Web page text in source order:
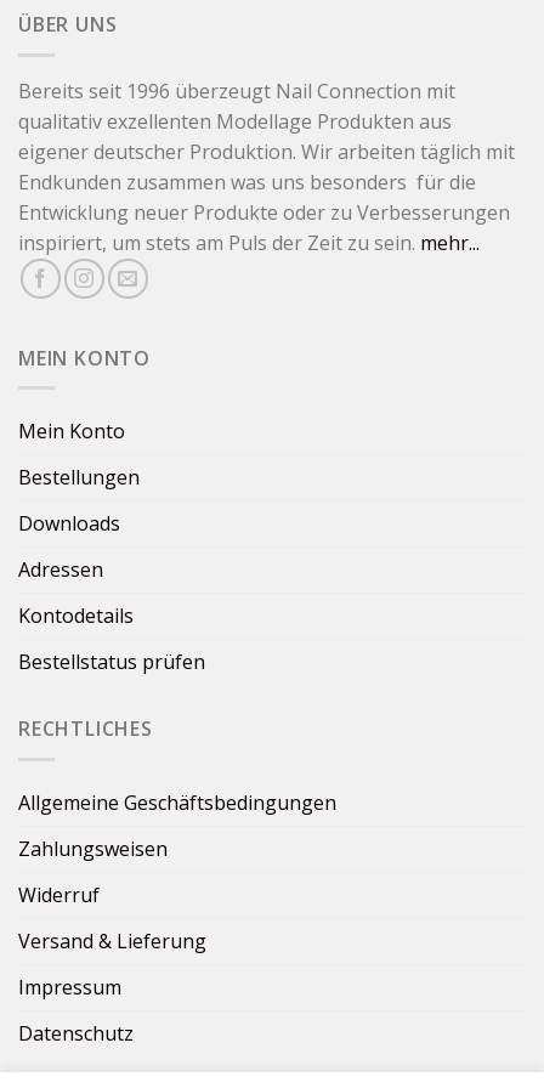
ÜBER UNS
Bereits seit 1996 überzeugt Nail Connection mit
qualitativ exzellenten Modellage Produkten aus
eigener deutscher Produktion. Wir arbeiten täglich mit
Endkunden zusammen was uns besonders für die
Entwicklung neuer Produkte oder zu Verbesserungen
inspiriert, um stets am Puls der Zeit zu sein. mehr...
MEIN KONTO
Mein Konto
Bestellungen
Downloads
Adressen
Kontodetails
Bestellstatus prüfen
RECHTLICHES
Allgemeine Geschäftsbedingungen
Zahlungsweisen
Widerruf
Versand & Lieferung
Impressum
Datenschutz